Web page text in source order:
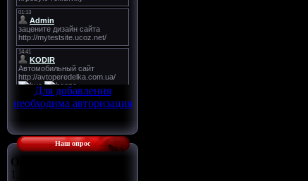
Для добавления
необходима авторизация
Наш опрос
Оцените сайт